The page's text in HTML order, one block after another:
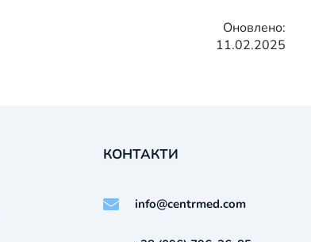
Оновлено:
11.02.2025
КОНТАКТИ
info@centrmed.com